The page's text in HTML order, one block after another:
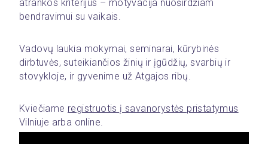
atrankos kriterijus – motyvacija nuoširdžiam
bendravimui su vaikais.
Vadovų laukia mokymai, seminarai, kūrybinės
dirbtuvės, suteikiančios žinių ir įgūdžių, svarbių ir
stovykloje, ir gyvenime už Atgajos ribų.
Kviečiame registruotis į savanorystės pristatymus
Vilniuje arba online.